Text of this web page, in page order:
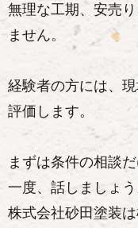
無理な工期、安売
ません。
経験者の方には、
評価します。
まずは条件の相談
一度、話しましょう
株式会社砂田塗装